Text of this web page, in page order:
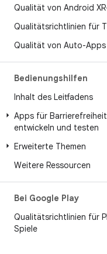
Qualität von Android
Qualitätsrichtlinien für
Qualität von Auto-Apps
Bedienungshilfen
Inhalt des Leitfadens
Apps für Barrierefreiheit
entwickeln und testen
Erweiterte Themen
Weitere Ressourcen
Bei Google Play
Qualitätsrichtlinien für
Spiele